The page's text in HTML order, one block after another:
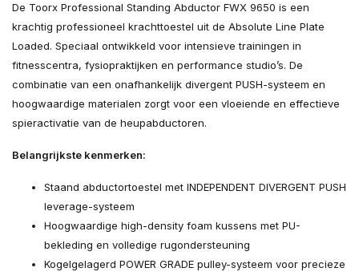
De Toorx Professional Standing Abductor FWX 9650 is een
krachtig professioneel krachttoestel uit de Absolute Line Plate
Loaded. Speciaal ontwikkeld voor intensieve trainingen in
fitnesscentra, fysiopraktijken en performance studio’s. De
combinatie van een onafhankelijk divergent PUSH-systeem en
hoogwaardige materialen zorgt voor een vloeiende en effectieve
spieractivatie van de heupabductoren.
Belangrijkste kenmerken:
Staand abductortoestel met INDEPENDENT DIVERGENT PUSH
leverage-systeem
Hoogwaardige high-density foam kussens met PU-
bekleding en volledige rugondersteuning
Kogelgelagerd POWER GRADE pulley-systeem voor precieze